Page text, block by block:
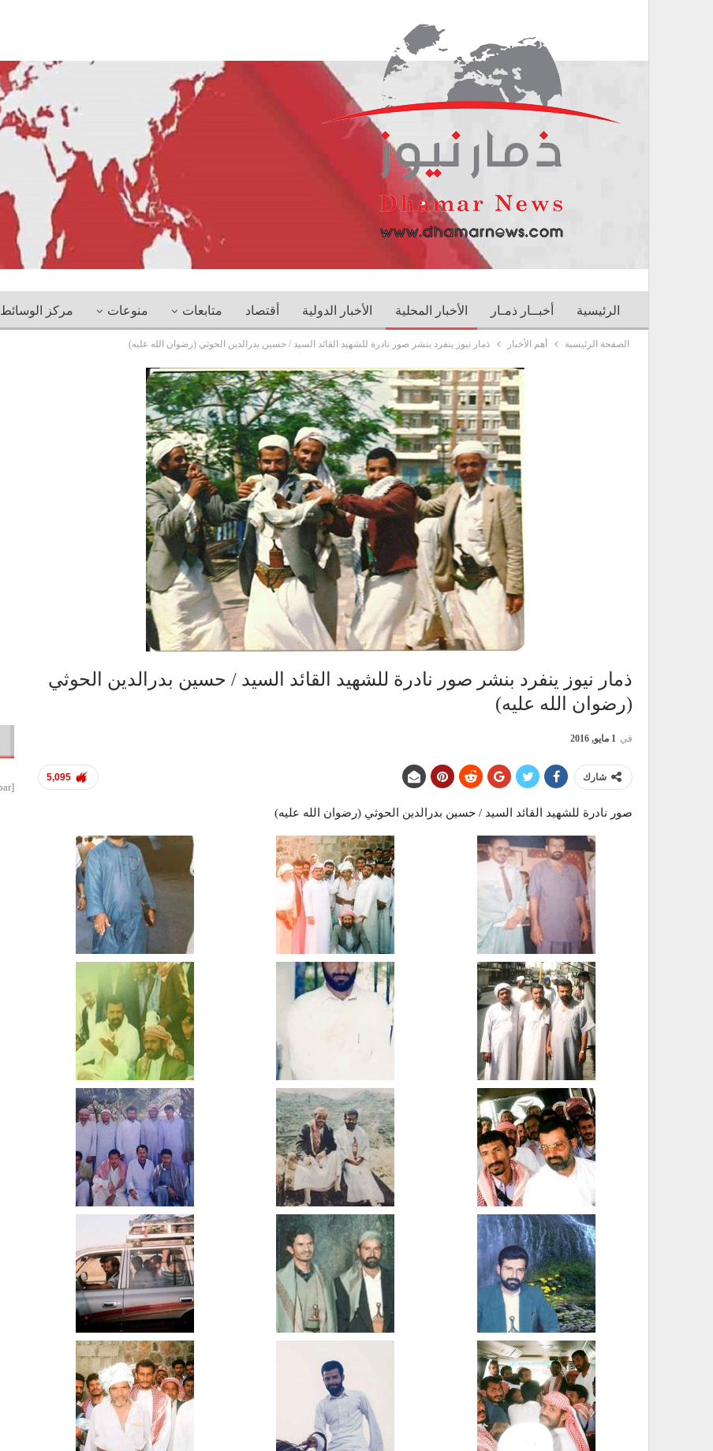
الرئيسية أخبــار ذمـار الأخبار المحلية الأخبار الدولية أقتصاد متابعات منوعات مركز الوسائط
الصفحة الرئيسية أهم الأخبار ذمار نيوز ينفرد بنشر صور نادرة للشهيد القائد السيد / حسين بدرالدين الحوثي (رضوان الله عليه)
ذمار نيوز ينفرد بنشر صور نادرة للشهيد القائد السيد / حسين بدرالدين الحوثي
(رضوان الله عليه)
في 1 مايو, 2016
5,095 شارك
صور نادرة للشهيد القائد السيد / حسين بدرالدين الحوثي (رضوان الله عليه)
[smbtoolbar]